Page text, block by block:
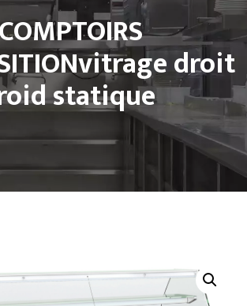
droit
statique